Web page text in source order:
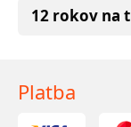
12 rokov na
Platba